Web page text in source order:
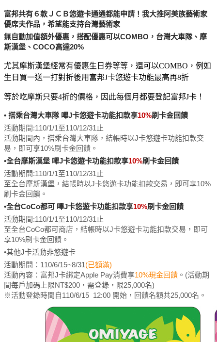
富邦共有６款ＪＣＢ悠遊卡通通都能申請！我大推阿美族藝術家
優席夫作品，希望能支持台灣藝術家
無自動加值額外優惠，搭配優惠可以COMBO，台灣大車隊、摩
斯漢堡、COCO高達20%
尤其摩斯漢堡經常有優惠生日券等等，還可以COMBO，例如
生日買一送一打對折後用富邦J卡悠遊卡功能最高再8折
等於吃摩斯只要4折的價格，因此每個月都要登記富邦J卡！
• 搭乘台灣大車隊 嗶J卡悠遊卡功能扣款享10%刷卡金回饋
活動期間:110/1/1至110/12/31止
活動期間內，搭乘台灣大車隊，結帳時以J卡悠遊卡功能扣款交
易，即可享10%刷卡金回饋。
•全台摩斯漢堡 嗶J卡悠遊卡功能扣款享10%刷卡金回饋
活動期間:110/1/1至110/12/31止
至全台摩斯漢堡，結帳時以J卡悠遊卡功能扣款交易，即可享10%
刷卡金回饋。
•全台CoCo都可 嗶J卡悠遊卡功能扣款享10%刷卡金回饋
活動期間:110/1/1至110/12/31止
至全台CoCo都可商店，結帳時以J卡悠遊卡功能扣款交易，即可
享10%刷卡金回饋。
•其他J卡活動非悠遊卡
活動期間：110/6/15~8/31(已額滿)
活動內容：富邦J卡綁定Apple Pay消費享10%現金回饋 。(活動期
間每戶加碼上限NT$200，需登錄，限25,000名)
※活動登錄時間自110/6/15 12:00 開始，回饋名額共25,000名。